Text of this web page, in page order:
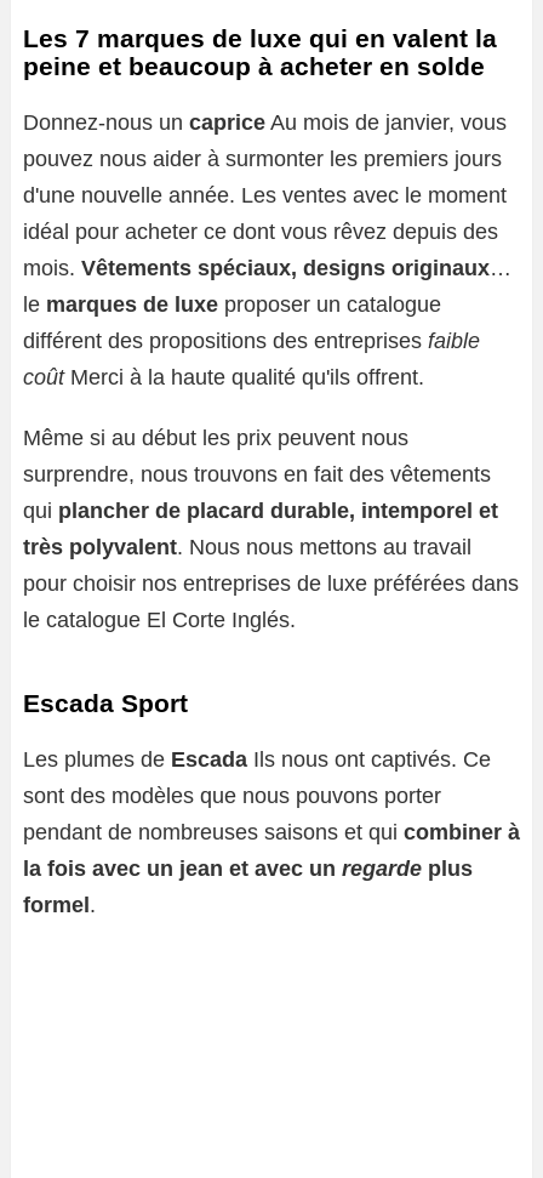
Les 7 marques de luxe qui en valent la
peine et beaucoup à acheter en solde
Donnez-nous un caprice Au mois de janvier, vous
pouvez nous aider à surmonter les premiers jours
d'une nouvelle année. Les ventes avec le moment
idéal pour acheter ce dont vous rêvez depuis des
mois. Vêtements spéciaux, designs originaux…
le marques de luxe proposer un catalogue
différent des propositions des entreprises faible
coût Merci à la haute qualité qu'ils offrent.
Même si au début les prix peuvent nous
surprendre, nous trouvons en fait des vêtements
qui plancher de placard durable, intemporel et
très polyvalent. Nous nous mettons au travail
pour choisir nos entreprises de luxe préférées dans
le catalogue El Corte Inglés.
Escada Sport
Les plumes de Escada Ils nous ont captivés. Ce
sont des modèles que nous pouvons porter
pendant de nombreuses saisons et qui combiner à
la fois avec un jean et avec un regarde plus
formel .